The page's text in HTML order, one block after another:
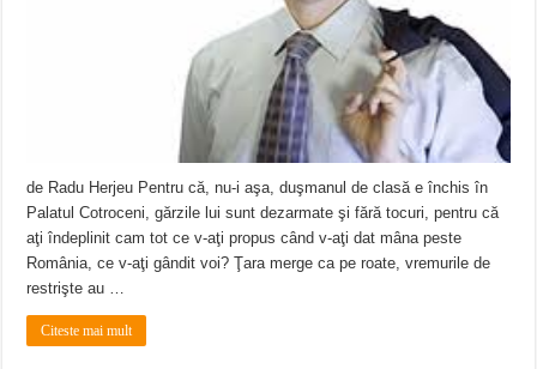
de Radu Herjeu Pentru că, nu-i aşa, duşmanul de clasă e închis în
Palatul Cotroceni, gărzile lui sunt dezarmate şi fără tocuri, pentru că
aţi îndeplinit cam tot ce v-aţi propus când v-aţi dat mâna peste
România, ce v-aţi gândit voi? Ţara merge ca pe roate, vremurile de
restrişte au …
Citeste mai mult